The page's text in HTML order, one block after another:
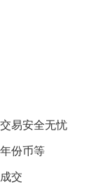
易安全无忧
份币等
交